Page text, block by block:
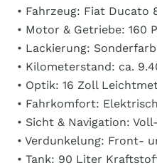
• Fahrzeug: Fiat Ducato
• Motor & Getriebe: 160
• Lackierung:
• Kilometerstand: ca.
• Optik: 16 Zoll
• Fahrkomfort:
• Sicht & Navigation:
• Verdunkelung: Front-
• Tank: 90 Liter